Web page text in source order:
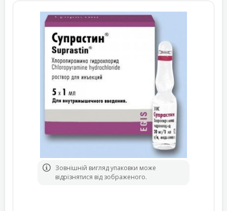
Зовнішній вигляд упаковки може
відрізнятися від зображеного.